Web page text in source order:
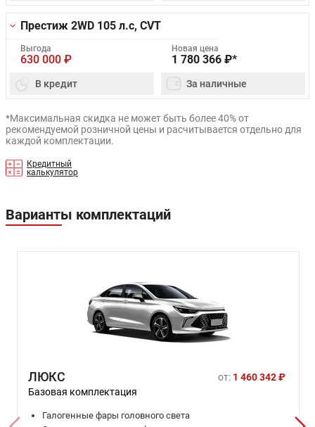
Престиж 2WD 105 л.с, CVT
Выгода
630 000 ₽
Новая цена
1 780 366 ₽*
В кредит За наличные
*Максимальная скидка не может быть более 40% от
рекомендуемой розничной цены и расчитывается отдельно для
каждой комплектации.
Кредитный
калькулятор
Варианты комплектаций
ЛЮКС от: 1 460 342 ₽
Базовая комплектация
Галогенные фары головного света